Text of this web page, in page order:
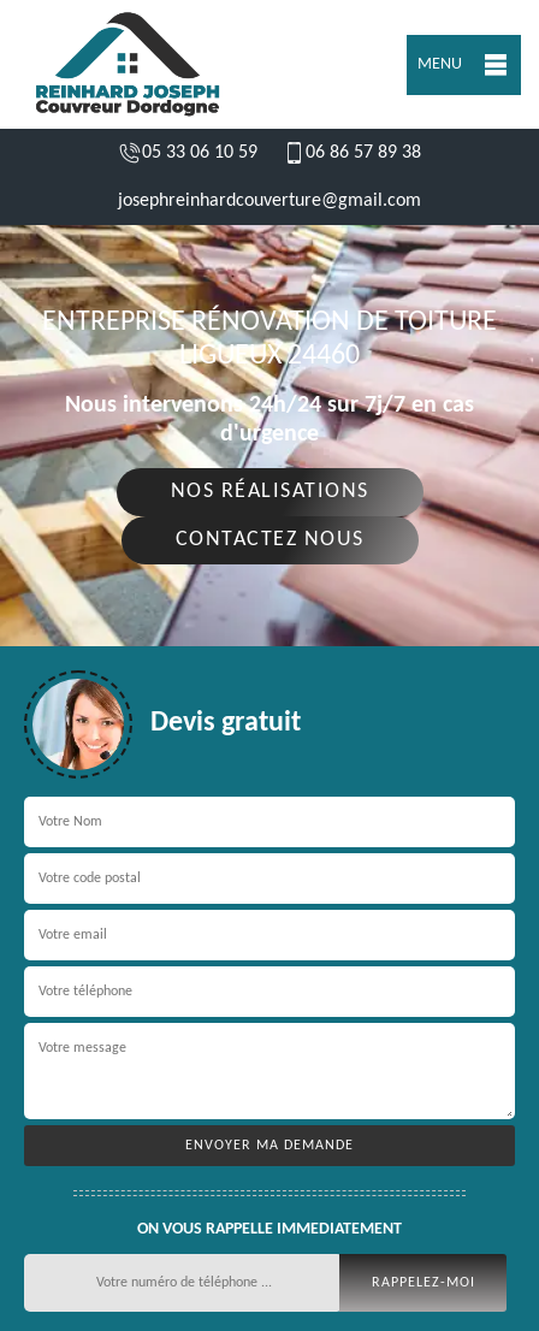
MENU
05 33 06 10 59 06 86 57 89 38
josephreinhardcouverture@gmail.com
ENTREPRISE RÉNOVATION DE TOITURE
LIGUEUX 24460
Nous intervenons 24h/24 sur 7j/7 en cas
d'urgence
NOS RÉALISATIONS
CONTACTEZ NOUS
Devis gratuit
ON VOUS RAPPELLE IMMEDIATEMENT